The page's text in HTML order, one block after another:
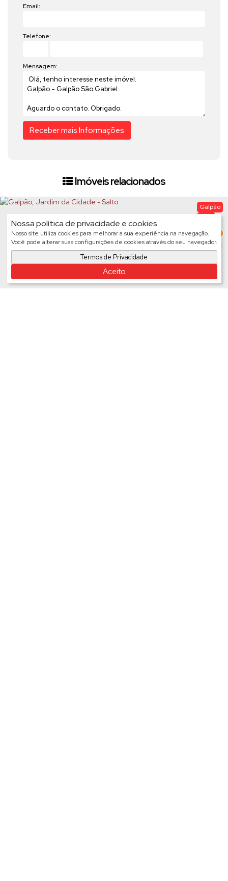
Nossa política de privacidade e cookies
Nosso site utiliza cookies para melhorar a sua experiência na navegação.
Você pode alterar suas configurações de cookies através do seu navegador.
Termos de Privacidade
Aceito
Email:
Telefone:
Mensagem:
Imóveis relacionados
Galpão